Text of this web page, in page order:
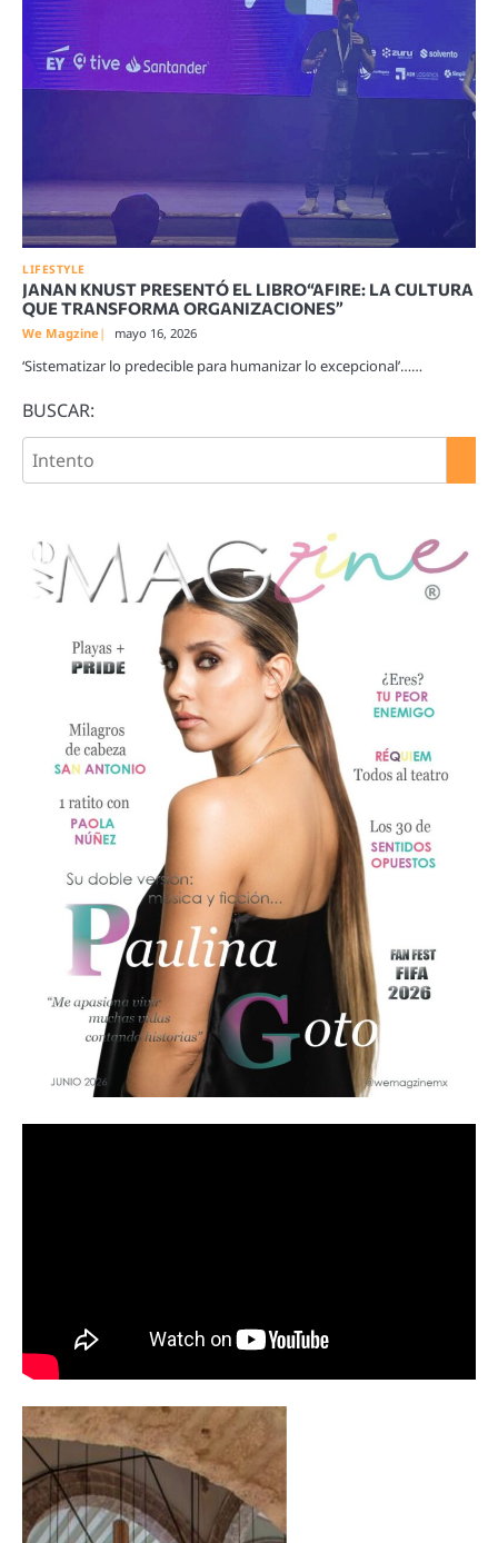
LIFESTYLE
JANAN KNUST PRESENTÓ EL LIBRO“AFIRE: LA CULTURA
QUE TRANSFORMA ORGANIZACIONES”
We Magzine mayo 16, 2026
‘Sistematizar lo predecible para humanizar lo excepcional’……
BUSCAR: